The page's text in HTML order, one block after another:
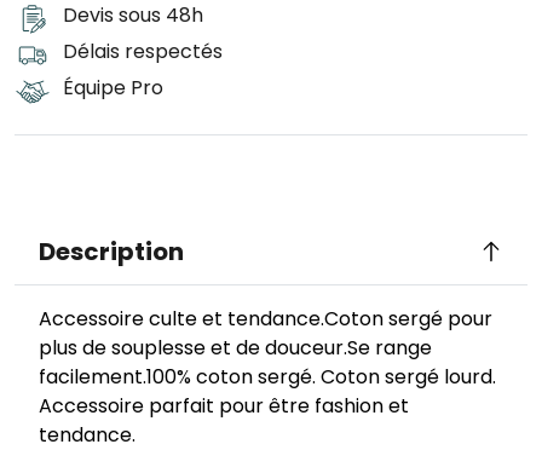
Devis sous 48h
Délais respectés
Équipe Pro
Description
Accessoire culte et tendance.Coton sergé pour
plus de souplesse et de douceur.Se range
facilement.100% coton sergé. Coton sergé lourd.
Accessoire parfait pour être fashion et
tendance.